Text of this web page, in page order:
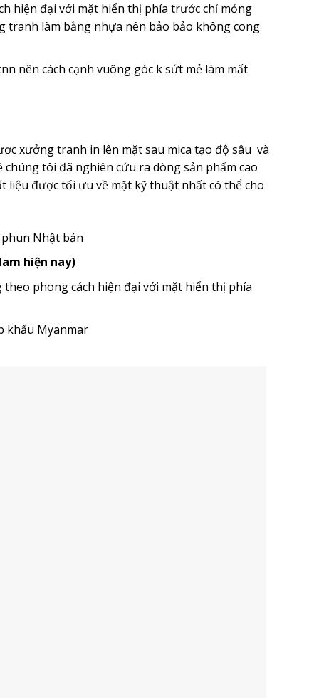
hiện đại với mặt hiển thị phía trước chỉ mỏng
tranh làm bằng nhựa nên bảo bảo không cong
nên cách cạnh vuông góc k sứt mẻ làm mất
xưởng tranh in lên mặt sau mica tạo độ sâu và
tôi đã nghiên cứu ra dòng sản phẩm cao
liệu được tối ưu về mặt kỹ thuật nhất có thể cho
Nhật bản
hiện nay)
phong cách hiện đại với mặt hiển thị phía
khẩu Myanmar